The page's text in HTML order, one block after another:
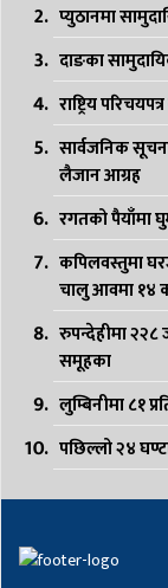
प्युठानमा
दाङका
राष्ट्रिय
सार्वजनिक
लैजान आग्रह
रगतको पैयाँमा
कपिलवस्तुमा
चालु आवमा १४
रुपन्देहीमा
समूहका
लुम्बिनीमा ८१
पछिल्लो २४